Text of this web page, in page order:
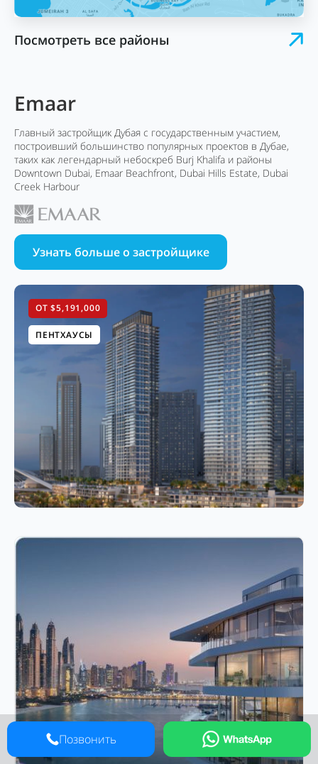
Посмотреть все районы
Emaar
Главный застройщик Дубая с государственным участием,
построивший большинство популярных проектов в Дубае,
таких как легендарный небоскреб Burj Khalifa и районы
Downtown Dubai, Emaar Beachfront, Dubai Hills Estate, Dubai
Creek Harbour
Узнать больше о застройщике
ОТ $5,191,000
ПЕНТХАУСЫ
Позвонить